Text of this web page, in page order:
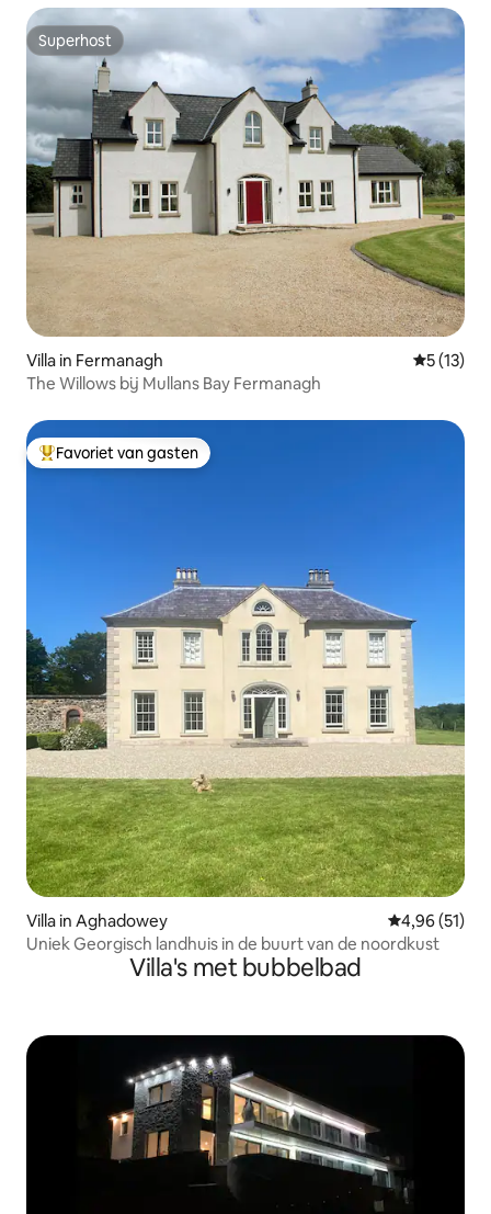
Superhost
Superhost
Villa in Fermanagh
5 (13)
The Willows bij Mullans Bay Fermanagh
Topfavoriet van gasten
Favoriet van gasten
Villa in Aghadowey Gemiddelde
4,96 (51)
Uniek Georgisch landhuis in de buurt van de noordkust
Villa's met bubbelbad